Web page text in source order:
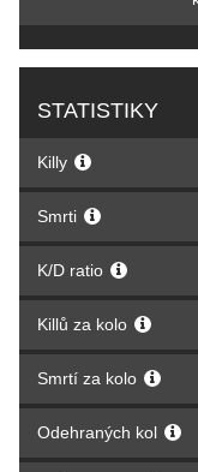
STATISTIKY
Killy
Smrti
K/D ratio
Killů za kolo
Smrtí za kolo
Odehraných kol